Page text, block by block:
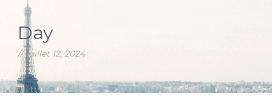
Day
juillet 12, 2024